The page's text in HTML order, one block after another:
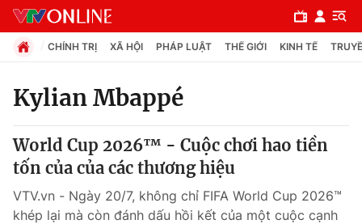
Chuyên mục
Chính trị
Xã hội
CHÍNH TRỊ XÃ HỘI PHÁP LUẬT THẾ GIỚI KINH TẾ
Kylian Mbappé
World Cup 2026™ - Cuộc chơi hao tiền
tốn của của các thương hiệu
VTV.vn - Ngày 20/7, không chỉ FIFA World Cup 2026™
khép lại mà còn đánh dấu hồi kết của một cuộc cạnh